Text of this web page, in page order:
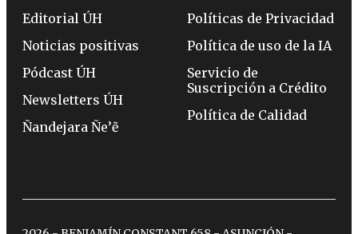
Editorial ÚH
Noticias positivas
Pódcast ÚH
Newsletters ÚH
Ñandejara Ñe’ẽ
Políticas de Privacidad
Política de uso de la IA
Servicio de
Suscripción a Crédito
Política de Calidad